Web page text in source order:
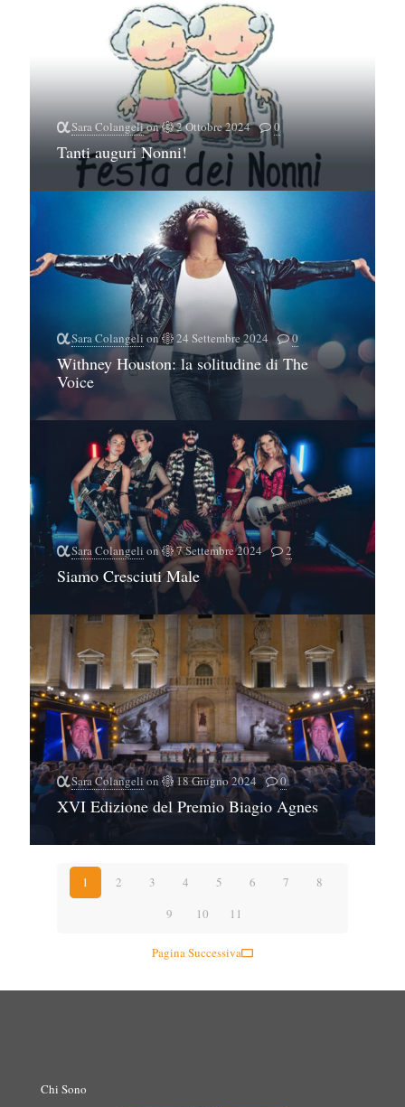
Sara Colangelion 2 Ottobre 2024 0
Tanti auguri Nonni!
Sara Colangeli on 24 Settembre 2024 0
Withney Houston: la solitudine di The
Voice
Sara Colangeli on 7 Settembre 2024 2
Siamo Cresciuti Male
Sara Colangeli on 18 Giugno 2024 0
XVI Edizione del Premio Biagio Agnes
1 2 3 4 5 6 7
8
9
10 11
Pagina Successiva
Chi Sono